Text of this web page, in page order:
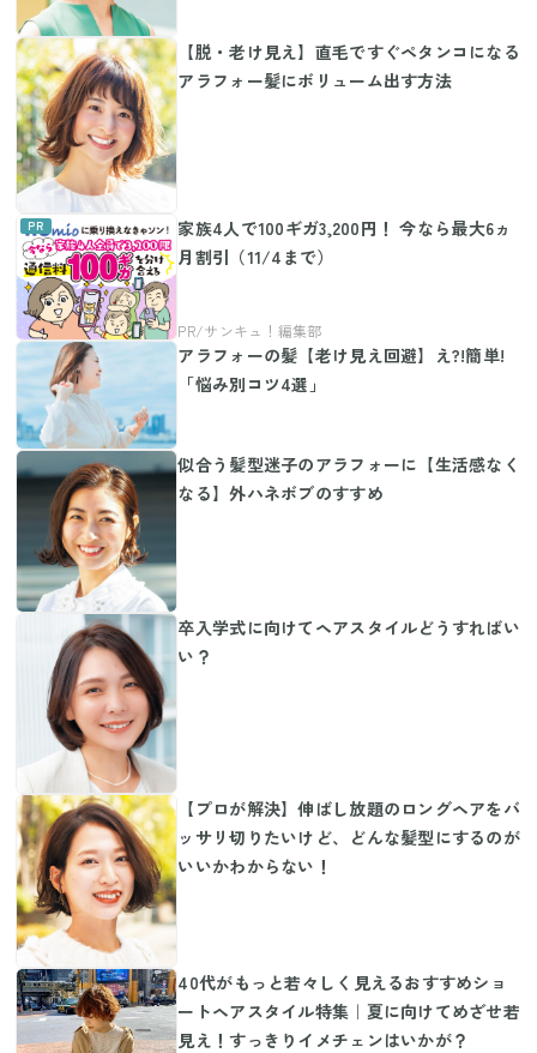
【脱・老け見え】直毛ですぐペタンコになる
アラフォー髪にボリューム出す方法
家族4人で100ギガ3,200円！ 今なら最大6ヵ
月割引（11/4まで）
アラフォーの髪【老け見え回避】え?!簡単!
「悩み別コツ4選」
似合う髪型迷子のアラフォーに【生活感なく
なる】外ハネボブのすすめ
卒入学式に向けてヘアスタイルどうすればい
い？
【プロが解決】伸ばし放題のロングヘアをバ
ッサリ切りたいけど、どんな髪型にするのが
いいかわからない！
40代がもっと若々しく見えるおすすめショ
ートヘアスタイル特集｜夏に向けてめざせ若
見え！すっきりイメチェンはいかが？